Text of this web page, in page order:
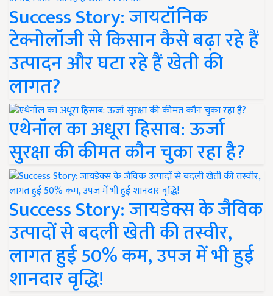
Success Story: जायटॉनिक
टेक्नोलॉजी से किसान कैसे बढ़ा रहे हैं
उत्पादन और घटा रहे हैं खेती की
लागत?
एथेनॉल का अधूरा हिसाब: ऊर्जा
सुरक्षा की कीमत कौन चुका रहा है?
Success Story: जायडेक्स के जैविक
उत्पादों से बदली खेती की तस्वीर,
लागत हुई 50% कम, उपज में भी हुई
शानदार वृद्धि!